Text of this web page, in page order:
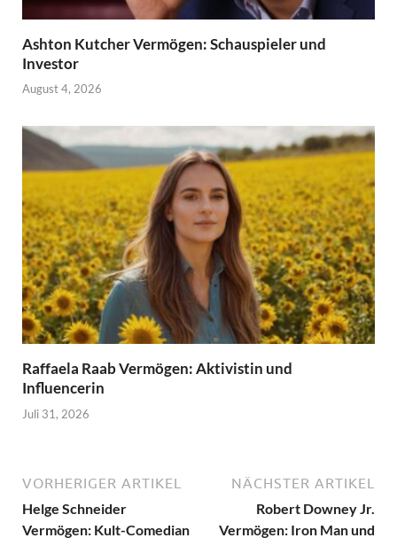
Ashton Kutcher Vermögen: Schauspieler und
Investor
August 4, 2026
Raffaela Raab Vermögen: Aktivistin und
Influencerin
Juli 31, 2026
VORHERIGER ARTIKEL
Helge Schneider
Vermögen: Kult-Comedian
NÄCHSTER ARTIKEL
Robert Downey Jr.
Vermögen: Iron Man und